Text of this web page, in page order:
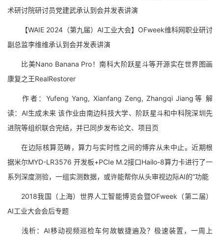
术研讨院研讨员党建武承认到会并发表讲演
【WAIE 2024（第九届）AI工业大会】OFweek维科网职业研讨
副总监李维维承认到会并发表讲演
比美Nano Banana Pro！南科大阶跃星斗等开源实在世界图画
康复之王RealRestorer
作者：Yufeng Yang, Xianfang Zeng, Zhangqi Jiang等 解
读：AI生成未来 该作业由南边科技大学、阶跃星斗和中科院深圳先
进院等组织联合完结，并已同步发布论文、项目页
在边际核算范畴，算力与实时性之间的博弈从未中止。近期根
据米尔MYD-LR3576 开发板+PCIe M.2接口Hailo-8算力卡进行了一
系列深度测验，一组实测数据，或许能帮你从头审视边际AI的“功能
2018我国（上海）世界人工智能博览会暨OFweek（第二届）
AI工业大会会后专题
浅析：AI移动视频巡检车何故敏捷遍及？极速装置，一周上